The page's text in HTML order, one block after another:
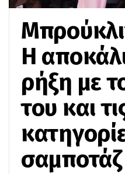
Η
ρήξη με
του και
σαμποτάζ